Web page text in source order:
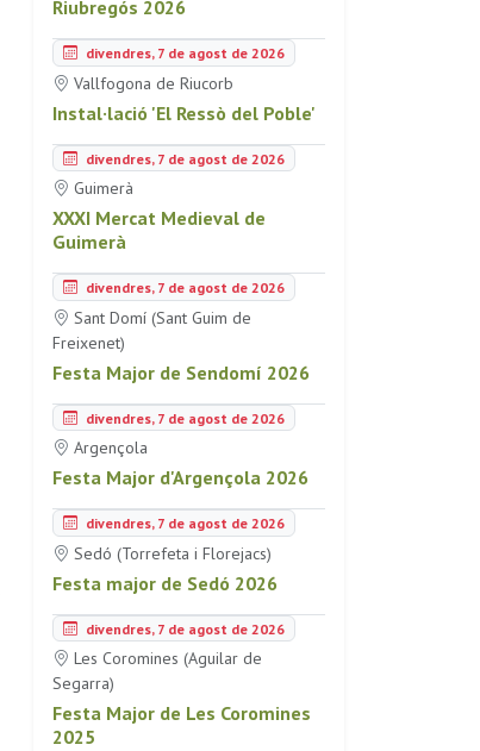
Riubregós 2026
divendres, 7 de agost de 2026
Vallfogona de Riucorb
Instal·lació 'El Ressò del Poble'
divendres, 7 de agost de 2026
Guimerà
XXXI Mercat Medieval de
Guimerà
divendres, 7 de agost de 2026
Sant Domí (Sant Guim de
Freixenet)
Festa Major de Sendomí 2026
divendres, 7 de agost de 2026
Argençola
Festa Major d'Argençola 2026
divendres, 7 de agost de 2026
Sedó (Torrefeta i Florejacs)
Festa major de Sedó 2026
divendres, 7 de agost de 2026
Les Coromines (Aguilar de
Segarra)
Festa Major de Les Coromines
2025